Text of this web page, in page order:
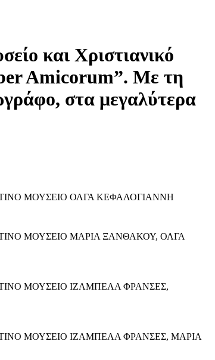
και Χριστιανικό
Amicorum”. Με τη
στα μεγαλύτερα
ΜΟΥΣΕΙΟ ΟΛΓΑ ΚΕΦΑΛΟΓΙΑΝΝΗ
ΜΟΥΣΕΙΟ ΜΑΡΙΑ ΞΑΝΘΑΚΟΥ, ΟΛΓΑ
ΜΟΥΣΕΙΟ ΙΖΑΜΠΕΛΑ ΦΡΑΝΣΕΣ,
ΜΟΥΣΕΙΟ ΙΖΑΜΠΕΛΑ ΦΡΑΝΣΕΣ, ΜΑΡΙΑ